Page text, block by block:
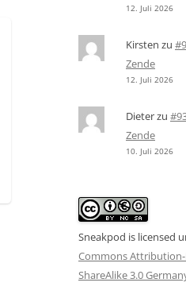
12. Juli 2026
Kirsten zu
Zende
12. Juli 2026
Dieterzu
Zende
10. Juli 2026
Sneakpod is licensed
Commons
ShareAlike 3.0